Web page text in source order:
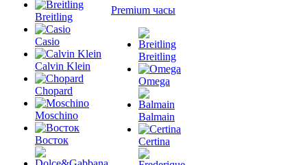
Breitling
Casio
Calvin Klein
Chopard
Moschino
Восток
Premium часы
Breitling
Omega
Balmain
Certina